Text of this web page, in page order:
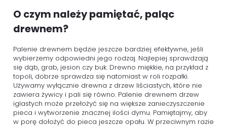
O czym należy pamiętać, paląc
drewnem?
Palenie drewnem będzie jeszcze bardziej efektywne, jeśli
wybierzemy odpowiedni jego rodzaj. Najlepiej sprawdzają
się dąb, grab, jesion czy buk. Drewno miękkie, na przykład z
topoli, dobrze sprawdza się natomiast w roli rozpałki.
Używamy wyłącznie drewna z drzew liściastych, które nie
zawiera żywicy i pali się równo. Palenie drewnem drzew
iglastych może przełożyć się na większe zanieczyszczenie
pieca i wytworzenie znacznej ilości dymu. Pamiętajmy, aby
w porę dołożyć do pieca jeszcze opału. W przeciwnym razie